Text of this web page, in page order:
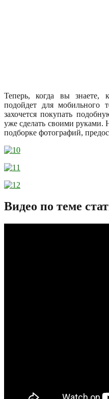
Теперь, когда вы знаете,
подойдет для мобильного
захочется покупать
уже сделать своими руками.
подборке фотографий,
Видео по теме